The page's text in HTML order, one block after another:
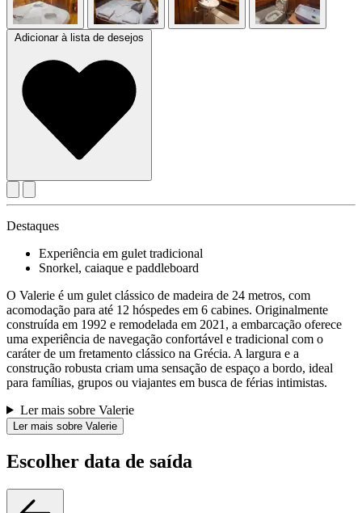
Adicionar à lista de desejos
Destaques
Experiência em gulet tradicional
Snorkel, caiaque e paddleboard
O Valerie é um gulet clássico de madeira de 24 metros, com
acomodação para até 12 hóspedes em 6 cabines. Originalmente
construída em 1992 e remodelada em 2021, a embarcação oferece
uma experiência de navegação confortável e tradicional com o
caráter de um fretamento clássico na Grécia. A largura e a
construção robusta criam uma sensação de espaço a bordo, ideal
para famílias, grupos ou viajantes em busca de férias intimistas.
Ler mais sobre Valerie
Ler mais sobre Valerie
Escolher data de saída